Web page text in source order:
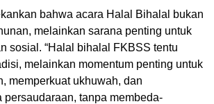
bahwa acara Halal Bihalal bukan
melainkan sarana penting untuk
sosial. “Halal bihalal FKBSS tentu
melainkan momentum penting untuk
memperkuat ukhuwah, dan
persaudaraan, tanpa membeda-